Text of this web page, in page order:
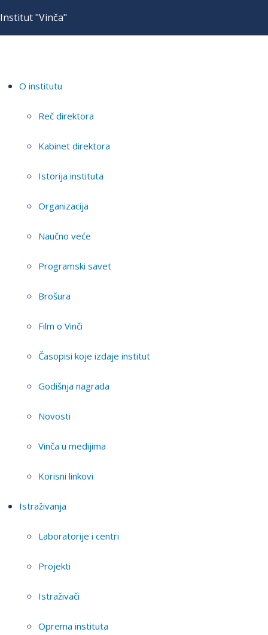
Institut "Vinča"
O institutu
Reč direktora
Kabinet direktora
Istorija instituta
Organizacija
Naučno veće
Programski savet
Brošura
Film o Vinči
Časopisi koje izdaje institut
Godišnja nagrada
Novosti
Vinča u medijima
Korisni linkovi
Istraživanja
Laboratorije i centri
Projekti
Istraživači
Oprema instituta